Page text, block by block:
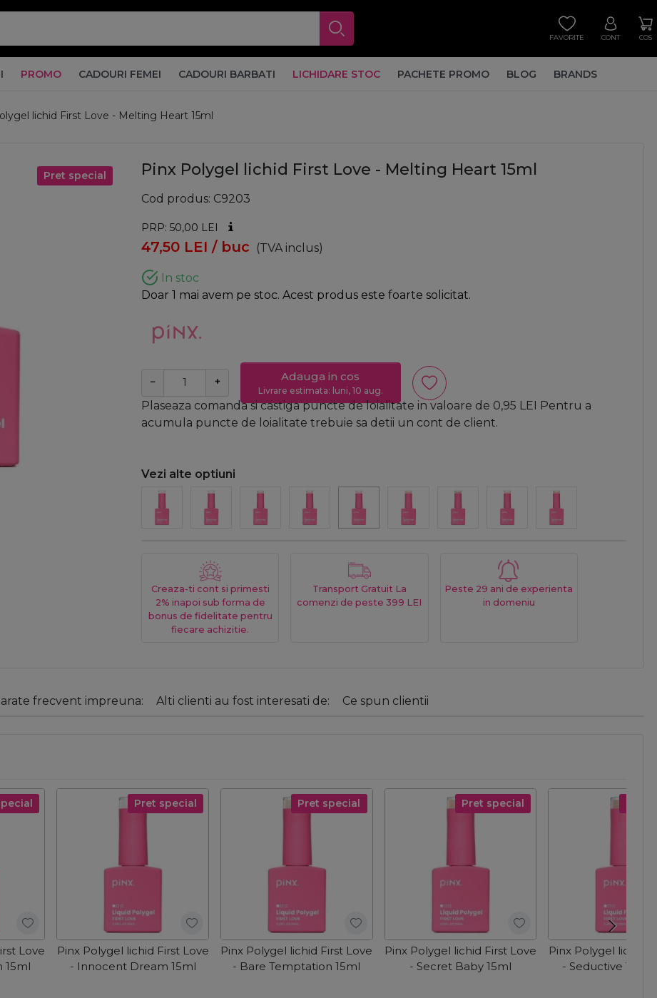
FAVORITE CONT COS
PROMO CADOURI FEMEI CADOURI BARBATI LICHIDARE STOC PACHETE PROMO BLOG BRANDS
lichid First Love - Melting Heart 15ml
Pret special Pinx Polygel lichid First Love - Melting Heart 15ml
Cod produs C9203
PRP: 50,00 LEI
47,50 LEI / buc (TVA inclus)
In stoc
Doar 1 mai avem pe stoc. Acest produs este foarte solicitat.
− + Adauga in cos
Livrare estimata: luni, 10 aug.
Plaseaza comanda si castiga puncte de loialitate in valoare de 0,95 LEI Pentru a
acumula puncte de loialitate trebuie sa detii un cont de client.
Vezi alte optiuni
Creaza-ti cont si primesti
2% inapoi sub forma de
bonus de fidelitate pentru
fiecare achizitie.
Transport Gratuit La
comenzi de peste 399 LEI
Peste 29 ani de experienta
in domeniu
frecvent impreuna: Alti clienti au fost interesati de: Ce spun clientii
Love
15ml
Pret special
Pinx Polygel lichid First Love
- Innocent Dream 15ml
Pret special
Pinx Polygel lichid First Love
- Bare Temptation 15ml
Pret special
Pinx Polygel lichid First Love
- Secret Baby 15ml
Pinx Polygel lichid
- Seductive